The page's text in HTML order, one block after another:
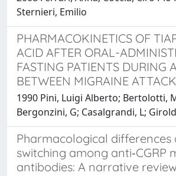
Sternieri, Emilio
PHARMACOKINETICS OF
ACID AFTER ORAL-
FASTING PATIENTS DURING
BETWEEN MIGRAINE
1990 Pini, Luigi Alberto; Bertolotti,
Bergonzini, G; Casalgrandi, L;
Pharmacological differences
switching among anti‐CGRP
antibodies: A narrative